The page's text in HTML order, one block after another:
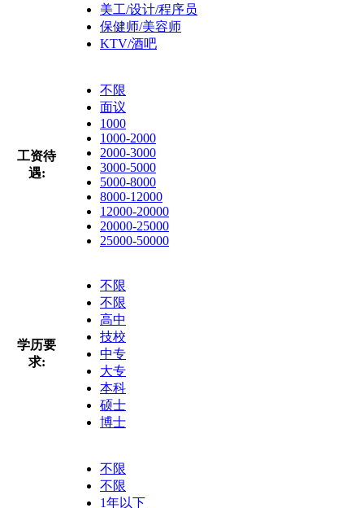
美工/设计/程序员
保健师/美容师
KTV/酒吧
工资待
遇:
不限
面议
1000
1000-2000
2000-3000
3000-5000
5000-8000
8000-12000
12000-20000
20000-25000
25000-50000
学历要
求:
不限
不限
高中
技校
中专
大专
本科
硕士
博士
不限
不限
1年以下